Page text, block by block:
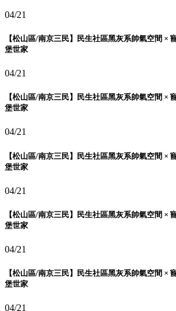
04/21
【松山區/南京三民】民生社區黑灰系帥氣空間 ×
堡世家
04/21
【松山區/南京三民】民生社區黑灰系帥氣空間 ×
堡世家
04/21
【松山區/南京三民】民生社區黑灰系帥氣空間 ×
堡世家
04/21
【松山區/南京三民】民生社區黑灰系帥氣空間 ×
堡世家
04/21
【松山區/南京三民】民生社區黑灰系帥氣空間 ×
堡世家
04/21